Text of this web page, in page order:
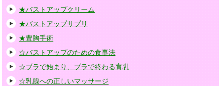
★バストアップクリーム
★バストアップサプリ
★豊胸手術
☆バストアップのための食事法
☆ブラで始まり、ブラで終わる育乳
☆乳腺への正しいマッサージ